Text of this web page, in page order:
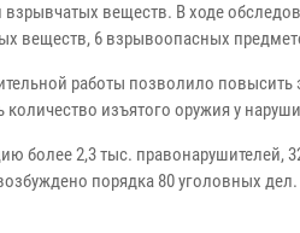
веществ. В ходе
веществ, 6 взрывоопасных
работы позволило повысить
изъятого оружия у
более 2,3 тыс. правонарушителей,
порядка 80 уголовных